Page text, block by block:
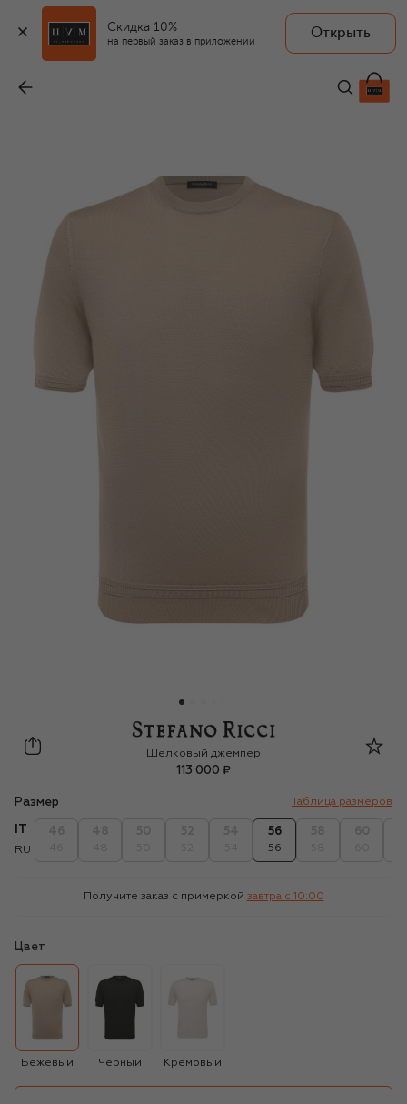
Скидка 10%
на первый заказ в приложении
Открыть
113 000 ₽
Stefano Ricci
Шелковый джемпер
113 000 ₽
Размер Таблица размеров
RU
56
56
Получите заказ с примеркой завтра c 10:00
Цвет
Бежевый Черный Кремовый